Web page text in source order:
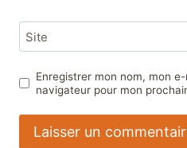
Site
Enregistrer mon nom, mon
navigateur pour mon